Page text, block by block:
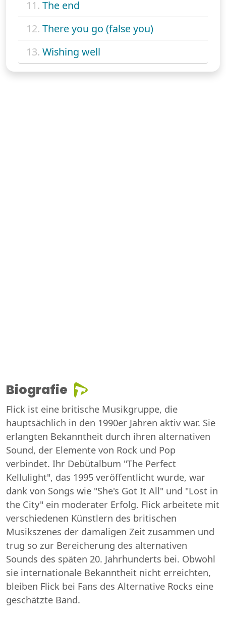
11. The end
12. There you go (false you)
13. Wishing well
Biografie
Flick ist eine britische Musikgruppe, die
hauptsächlich in den 1990er Jahren aktiv war. Sie
erlangten Bekanntheit durch ihren alternativen
Sound, der Elemente von Rock und Pop
verbindet. Ihr Debütalbum "The Perfect
Kellulight", das 1995 veröffentlicht wurde, war
dank von Songs wie "She's Got It All" und "Lost in
the City" ein moderater Erfolg. Flick arbeitete mit
verschiedenen Künstlern des britischen
Musikszenes der damaligen Zeit zusammen und
trug so zur Bereicherung des alternativen
Sounds des späten 20. Jahrhunderts bei. Obwohl
sie internationale Bekanntheit nicht erreichten,
bleiben Flick bei Fans des Alternative Rocks eine
geschätzte Band.